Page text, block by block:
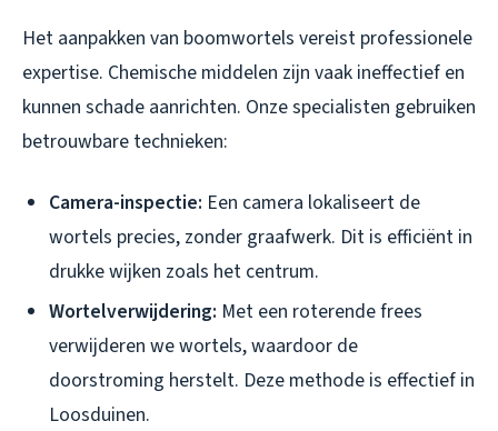
Het aanpakken van boomwortels vereist professionele
expertise. Chemische middelen zijn vaak ineffectief en
kunnen schade aanrichten. Onze specialisten gebruiken
betrouwbare technieken:
Camera-inspectie: Een camera lokaliseert de
wortels precies, zonder graafwerk. Dit is efficiënt in
drukke wijken zoals het centrum.
Wortelverwijdering: Met een roterende frees
verwijderen we wortels, waardoor de
doorstroming herstelt. Deze methode is effectief in
Loosduinen.